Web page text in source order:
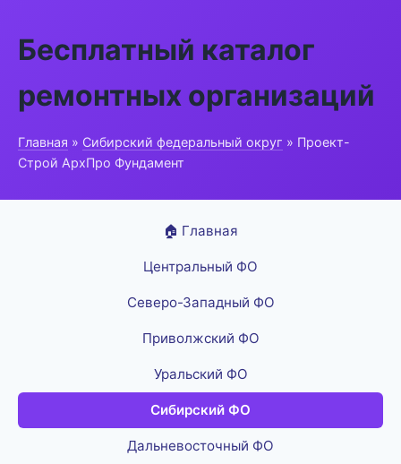
Бесплатный каталог
ремонтных организаций
Главная » Сибирский федеральный округ » Проект-
Строй АрхПро Фундамент
🏠 Главная
Центральный ФО
Северо-Западный ФО
Приволжский ФО
Уральский ФО
Сибирский ФО
Дальневосточный ФО